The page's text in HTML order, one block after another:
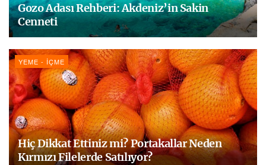
Gozo Adası Rehberi: Akdeniz’in Sakin
Cenneti
YEME - İÇME
Hiç Dikkat Ettiniz mi? Portakallar Neden
Kırmızı Filelerde Satılıyor?